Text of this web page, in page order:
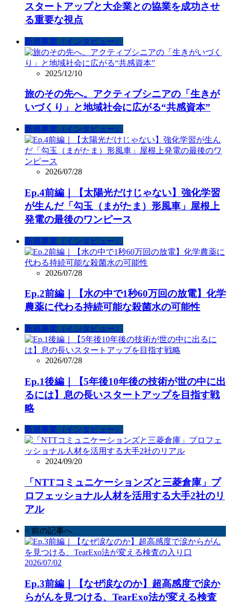
スタートアップと大企業との協業を成功させ
る重要な視点
新規事業（インタビュー）
2025/12/10
旅のその先へ。アクティブシニアの「生きが
いづくり」と地域社会に広がる“共感資本”
新規事業（インタビュー）
2026/07/28
Ep.4前編｜【太陽光だけじゃない】強化学習
が生んだ「勾玉（まがたま）形風車」屋根上
発電の最後のワンピース
新規事業（インタビュー）
2026/07/28
Ep.2前編｜【水の中で1秒60万回の放電】化学
農薬に代わる持続可能な殺菌水の可能性
新規事業（インタビュー）
2026/07/28
Ep.1後編｜【5年後10年後の技術が世の中に出
るには】息の長いスタートアップを目指す戦
略
新規事業（インタビュー）
2024/09/20
「NTTコミュニケーションズと三菱倉庫」プ
ロフェッショナル人材を活用する大手2社のリ
アル
< 前の記事へ
2026/07/02
Ep.3前編｜【なぜ涙なのか】超高感度で涙か
らがんを見つける、TearExo法が変える検査